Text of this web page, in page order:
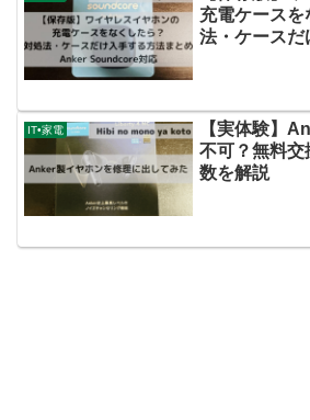
充電ケース
法・ケースだ
IT•家電
【実体験】
不可？無料交
数を解説